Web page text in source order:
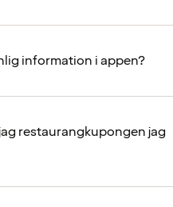
information i appen?
restaurangkupongen jag